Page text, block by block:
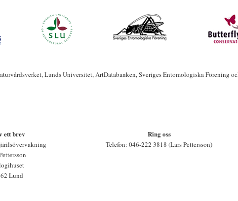
Lunds Universitet, ArtDatabanken, Sveriges Entomologiska Förening
ett brev
Lund
Ring oss
Telefon: 046-222 3818 (Lars Pettersson)